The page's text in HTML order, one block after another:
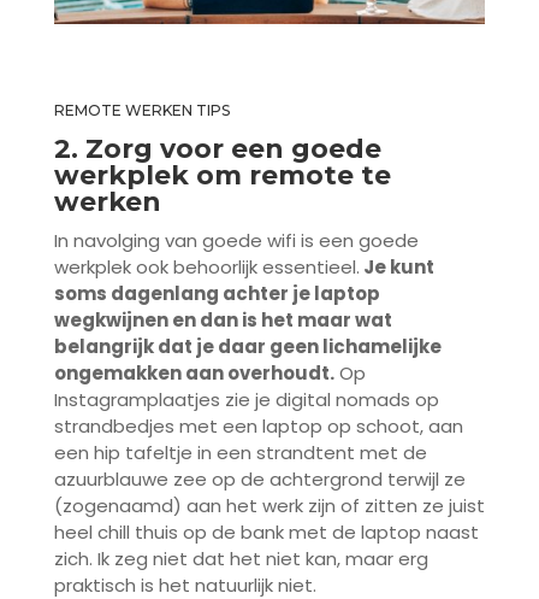
REMOTE WERKEN TIPS
2. Zorg voor een goede
werkplek om remote te
werken
In navolging van goede wifi is een goede
werkplek ook behoorlijk essentieel. Je kunt
soms dagenlang achter je laptop
wegkwijnen en dan is het maar wat
belangrijk dat je daar geen lichamelijke
ongemakken aan overhoudt.Op
Instagramplaatjes zie je digital nomads op
strandbedjes met een laptop op schoot, aan
een hip tafeltje in een strandtent met de
azuurblauwe zee op de achtergrond terwijl ze
(zogenaamd) aan het werk zijn of zitten ze juist
heel chill thuis op de bank met de laptop naast
zich. Ik zeg niet dat het niet kan, maar erg
praktisch is het natuurlijk niet.